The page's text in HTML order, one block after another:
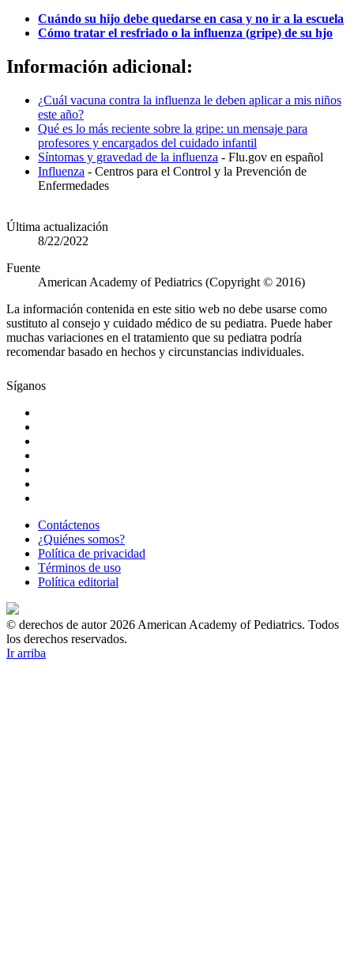
Cuándo su hijo debe quedarse en casa y no ir a la escuela
Cómo tratar el resfriado o la influenza (gripe) de su hjo
Información adicional:
¿Cuál vacuna contra la influenza le deben aplicar a mis niños
este año?
Qué es lo más reciente sobre la gripe: un mensaje para
profesores y encargados del cuidado infantil
Síntomas y gravedad de la influenza - Flu.gov en español
Influenza - Centros para el Control y la Prevención de
Enfermedades
Última actualización
8/22/2022
Fuente
American Academy of Pediatrics (Copyright © 2016)
La información contenida en este sitio web no debe usarse como
sustituto al consejo y cuidado médico de su pediatra. Puede haber
muchas variaciones en el tratamiento que su pediatra podría
recomendar basado en hechos y circunstancias individuales.
Síganos
Contáctenos
¿Quiénes somos?
Política de privacidad
Términos de uso
Política editorial
© derechos de autor 2026 American Academy of Pediatrics. Todos
los derechos reservados.
Ir arriba